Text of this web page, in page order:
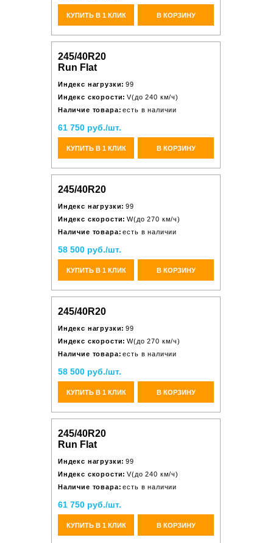
КУПИТЬ В 1 КЛИК В КОРЗИНУ
245/40R20
Run Flat
Индекс нагрузки: 99
Индекс скорости: V(до 240 км/ч)
Наличие товара: есть в наличии
61 750 руб./шт.
КУПИТЬ В 1 КЛИК В КОРЗИНУ
245/40R20
Индекс нагрузки: 99
Индекс скорости: W(до 270 км/ч)
Наличие товара: есть в наличии
58 500 руб./шт.
КУПИТЬ В 1 КЛИК В КОРЗИНУ
245/40R20
Индекс нагрузки: 99
Индекс скорости: W(до 270 км/ч)
Наличие товара: есть в наличии
58 500 руб./шт.
КУПИТЬ В 1 КЛИК В КОРЗИНУ
245/40R20
Run Flat
Индекс нагрузки: 99
Индекс скорости: V(до 240 км/ч)
Наличие товара: есть в наличии
61 750 руб./шт.
КУПИТЬ В 1 КЛИК В КОРЗИНУ